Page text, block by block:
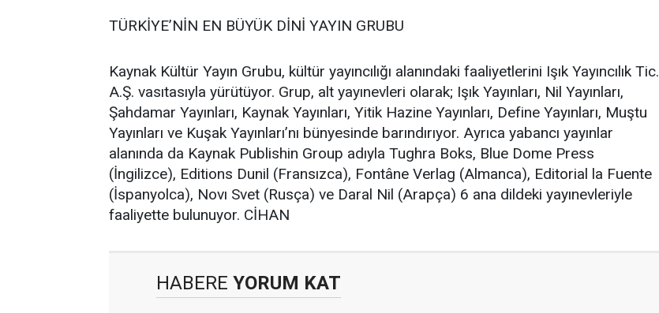
TÜRKİYE’NİN EN BÜYÜK DİNİ YAYIN GRUBU
Kaynak Kültür Yayın Grubu, kültür yayıncılığı alanındaki faaliyetlerini Işık Yayıncılık Tic.
A.Ş. vasıtasıyla yürütüyor. Grup, alt yayınevleri olarak; Işık Yayınları, Nil Yayınları,
Şahdamar Yayınları, Kaynak Yayınları, Yitik Hazine Yayınları, Define Yayınları, Muştu
Yayınları ve Kuşak Yayınları’nı bünyesinde barındırıyor. Ayrıca yabancı yayınlar
alanında da Kaynak Publishin Group adıyla Tughra Boks, Blue Dome Press
(İngilizce), Editions Dunil (Fransızca), Fontâne Verlag (Almanca), Editorial la Fuente
(İspanyolca), Novı Svet (Rusça) ve Daral Nil (Arapça) 6 ana dildeki yayınevleriyle
faaliyette bulunuyor. CİHAN
HABERE YORUM KAT